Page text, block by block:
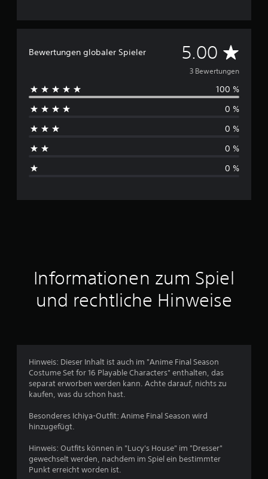
Bewertungen globaler Spieler 5.00 D
u
r
c
s
h
t
t
c
h
e
3 Bewertungen
100 %
0 %
0 %
0 %
0 %
Informationen zum Spiel
und rechtliche Hinweise
Hinweis: Dieser Inhalt ist auch im "Anime Final Season
Costume Set for 16 Playable Characters" enthalten, das
separat erworben werden kann. Achte darauf, nichts zu
kaufen, was du schon hast.
Besonderes Ichiya-Outfit: Anime Final Season wird
hinzugefügt.
Hinweis: Outfits können in "Lucy's House" im "Dresser"
gewechselt werden, nachdem im Spiel ein bestimmter
Punkt erreicht worden ist.